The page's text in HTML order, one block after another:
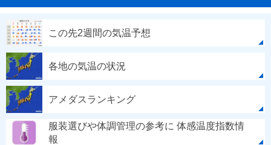
この先2週間の気温予想
各地の気温の状況
アメダスランキング
服装選びや体調管理の参考に 体感温度指数情
報